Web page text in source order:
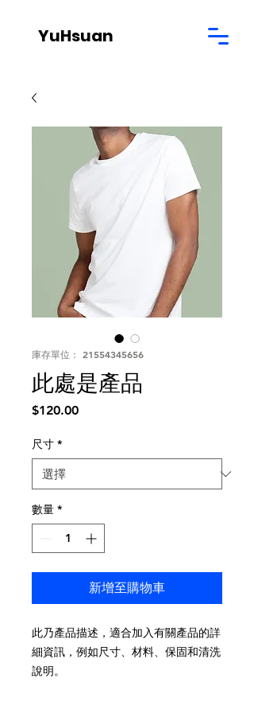
YuHsuan
庫存單位： 21554345656
此處是產品
$120.00價
尺寸 *
數量 *
新增至購物車
此乃產品描述，適合加入有關產品的詳
細資訊，例如尺寸、材料、保固和清洗
說明。